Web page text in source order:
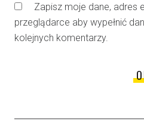
Zapisz moje dane, adres
przeglądarce aby wypełnić
kolejnych komentarzy.